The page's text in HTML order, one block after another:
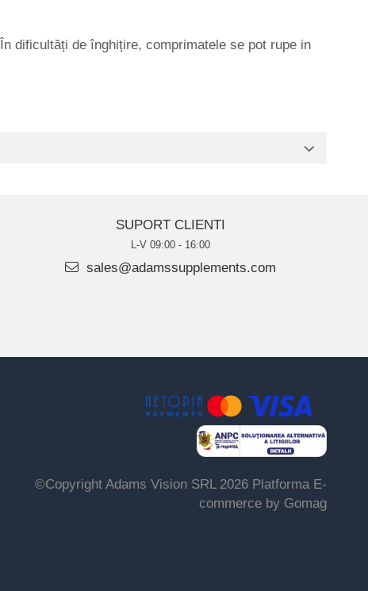
dificultăți de înghițire, comprimatele se pot rupe in
SUPORT CLIENTI
L-V 09:00 - 16:00
sales@adamssupplements.com
©Copyright Adams Vision SRL 2026 Platforma E-
commerce by Gomag